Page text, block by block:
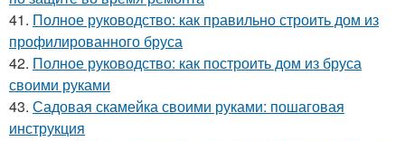
41. Полное руководство: как правильно строить дом из
профилированного бруса
42. Полное руководство: как построить дом из бруса
своими руками
43. Садовая скамейка своими руками: пошаговая
инструкция